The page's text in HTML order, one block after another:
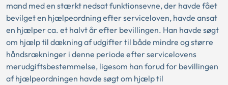
mand med en stærkt nedsat funktionsevne, der havde fået
bevilget en hjælpeordning efter serviceloven, havde ansat
en hjælper ca. et halvt år efter bevillingen. Han havde søgt
om hjælp til dækning af udgifter til både mindre og større
håndsrækninger i denne periode efter servicelovens
merudgiftsbestemmelse, ligesom han forud for bevillingen
af hjælpeordningen havde søgt om hjælp til